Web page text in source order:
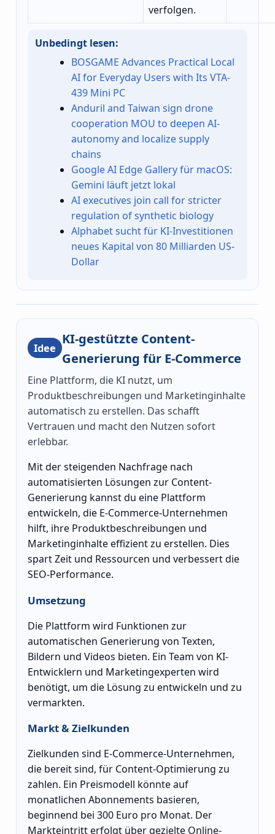
verfolgen.
Unbedingt lesen:
BOSGAME Advances Practical Local
AI for Everyday Users with Its VTA-
439 Mini PC
Anduril and Taiwan sign drone
cooperation MOU to deepen AI-
autonomy and localize supply
chains
Google AI Edge Gallery für macOS:
Gemini läuft jetzt lokal
AI executives join call for stricter
regulation of synthetic biology
Alphabet sucht für KI-Investitionen
neues Kapital von 80 Milliarden US-
Dollar
Idee
KI-gestützte Content-
Generierung für E-Commerce
Eine Plattform, die KI nutzt, um
Produktbeschreibungen und Marketinginhalte
automatisch zu erstellen. Das schafft
Vertrauen und macht den Nutzen sofort
erlebbar.
Mit der steigenden Nachfrage nach
automatisierten Lösungen zur Content-
Generierung kannst du eine Plattform
entwickeln, die E-Commerce-Unternehmen
hilft, ihre Produktbeschreibungen und
Marketinginhalte effizient zu erstellen. Dies
spart Zeit und Ressourcen und verbessert die
SEO-Performance.
Umsetzung
Die Plattform wird Funktionen zur
automatischen Generierung von Texten,
Bildern und Videos bieten. Ein Team von KI-
Entwicklern und Marketingexperten wird
benötigt, um die Lösung zu entwickeln und zu
vermarkten.
Markt & Zielkunden
Zielkunden sind E-Commerce-Unternehmen,
die bereit sind, für Content-Optimierung zu
zahlen. Ein Preismodell könnte auf
monatlichen Abonnements basieren,
beginnend bei 300 Euro pro Monat. Der
Markteintritt erfolgt über gezielte Online-